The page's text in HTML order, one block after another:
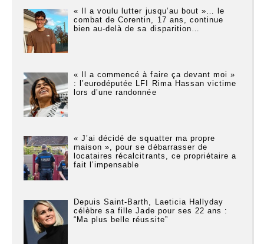
« Il a voulu lutter jusqu’au bout »… le
combat de Corentin, 17 ans, continue
bien au-delà de sa disparition…
« Il a commencé à faire ça devant moi »
: l’eurodéputée LFI Rima Hassan victime
lors d’une randonnée
« J’ai décidé de squatter ma propre
maison », pour se débarrasser de
locataires récalcitrants, ce propriétaire a
fait l’impensable
Depuis Saint-Barth, Laeticia Hallyday
célèbre sa fille Jade pour ses 22 ans :
“Ma plus belle réussite”